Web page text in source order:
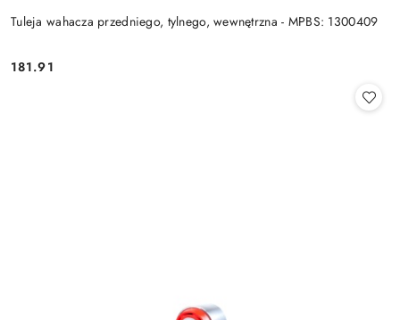
Tuleja wahacza przedniego, tylnego, wewnętrzna - MPBS: 1300409
Cena:
181.91